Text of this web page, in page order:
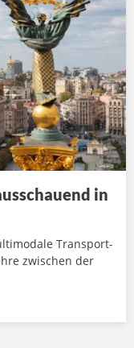
in
Transport-
zwischen der